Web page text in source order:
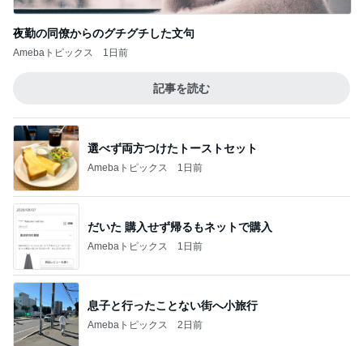
夜勤の同僚からのグチグチした文句
Amebaトピックス 1日前
記事を読む
選べず両方つけたトーストセット
Amebaトピックス 1日前
だいた 購入せず帰るもネットで購入
Amebaトピックス 1日前
息子と行ったことない街へ小旅行
Amebaトピックス 2日前